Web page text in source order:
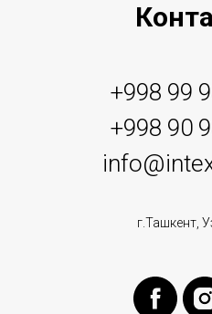
+998 99
+998 90
г.Ташкент,